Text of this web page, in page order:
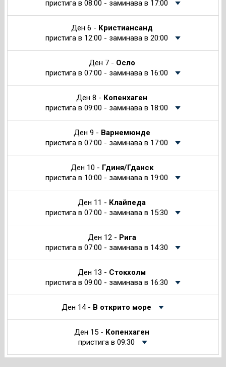
пристига в 08:00 - заминава в 17:00
Ден 6 - Кристиансанд
пристига в 12:00 - заминава в 20:00
Ден 7 - Осло
пристига в 07:00 - заминава в 16:00
Ден 8 - Копенхаген
пристига в 09:00 - заминава в 18:00
Ден 9 - Варнемюнде
пристига в 07:00 - заминава в 17:00
Ден 10 - Гдиня/Гданск
пристига в 10:00 - заминава в 19:00
Ден 11 - Клайпеда
пристига в 07:00 - заминава в 15:30
Ден 12 - Рига
пристига в 07:00 - заминава в 14:30
Ден 13 - Стокхолм
пристига в 09:00 - заминава в 16:30
Ден 14 - В открито море
Ден 15 - Копенхаген
пристига в 09:30